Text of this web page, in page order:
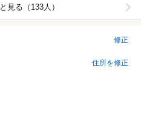
見る（133人）
修正
住所を修正